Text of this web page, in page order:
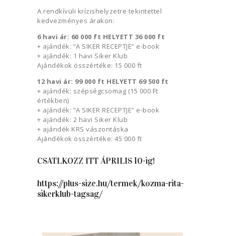
A rendkívüli krízishelyzetre tekintettel
kedvezményes árakon:
6 havi ár: 60 000 ft HELYETT 36 000 ft
+ ajándék: “A SIKER RECEPTJE” e-book
+ ajándék: 1 havi Siker Klub
Ajándékok összértéke: 15 000 ft
12 havi ár: 99 000 ft HELYETT 69 500 ft
+ ajándék: szépségcsomag (15 000 Ft
értékben)
+ ajándék: “A SIKER RECEPTJE” e-book
+ ajándék: 2 havi Siker Klub
+ ajándék KRS vászontáska
Ajándékok összértéke: 45 000 ft
CSATLKOZZ ITT ÁPRILIS 10-ig!
https://plus-size.hu/termek/kozma-rita-
sikerklub-tagsag/